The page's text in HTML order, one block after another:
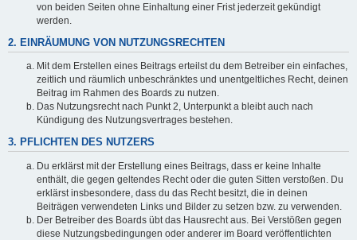
von beiden Seiten ohne Einhaltung einer Frist jederzeit gekündigt
werden.
2. EINRÄUMUNG VON NUTZUNGSRECHTEN
Mit dem Erstellen eines Beitrags erteilst du dem Betreiber ein einfaches,
zeitlich und räumlich unbeschränktes und unentgeltliches Recht, deinen
Beitrag im Rahmen des Boards zu nutzen.
Das Nutzungsrecht nach Punkt 2, Unterpunkt a bleibt auch nach
Kündigung des Nutzungsvertrages bestehen.
3. PFLICHTEN DES NUTZERS
Du erklärst mit der Erstellung eines Beitrags, dass er keine Inhalte
enthält, die gegen geltendes Recht oder die guten Sitten verstoßen. Du
erklärst insbesondere, dass du das Recht besitzt, die in deinen
Beiträgen verwendeten Links und Bilder zu setzen bzw. zu verwenden.
Der Betreiber des Boards übt das Hausrecht aus. Bei Verstößen gegen
diese Nutzungsbedingungen oder anderer im Board veröffentlichten